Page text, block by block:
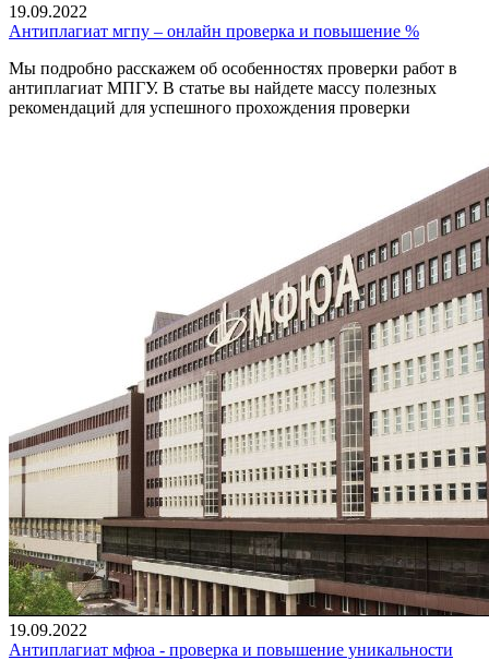
19.09.2022
Антиплагиат мгпу – онлайн проверка и повышение %
Мы подробно расскажем об особенностях проверки работ в
антиплагиат МПГУ. В статье вы найдете массу полезных
рекомендаций для успешного прохождения проверки
19.09.2022
Антиплагиат мфюа - проверка и повышение уникальности